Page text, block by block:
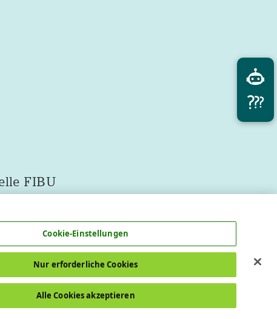
FIBU
Datenschutz Impressum Cookie-Einstellungen
Cookie-Einstellungen
Nur erforderliche Cookies
Alle Cookies akzeptieren